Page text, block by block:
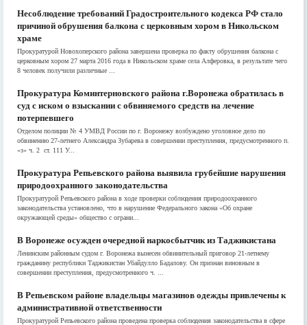
Несоблюдение требований Градостроительного кодекса РФ стало
причиной обрушения балкона с церковным хором в Никольском
храме
Прокуратурой Новохоперского района завершена проверка по факту обрушения балкона с
церковным хором 27 марта 2016 года в Никольском храме села Алферовка, в результате чего
8 человек получили различные ...
Прокуратура Коминтерновского района г.Воронежа обратилась в
суд с иском о взыскании с обвиняемого средств на лечение
потерпевшего
Отделом полиции № 4 УМВД России по г. Воронежу возбуждено уголовное дело по
обвинению 27-летнего Александра Зубарева в совершении преступления, предусмотренного п.
«з» ч. 2 ст. 111 У...
Прокуратура Репьевского района выявила грубейшие нарушения
природоохранного законодательства
Прокуратурой Репьевского района в ходе проверки соблюдения природоохранного
законодательства установлено, что в нарушение Федерального закона «Об охране
окружающей среды» общество с ограни...
В Воронеже осужден очередной наркосбытчик из Таджикистана
Ленинским районным судом г. Воронежа вынесен обвинительный приговор 21-летнему
гражданину республики Таджикистан Убайдулло Бадалову. Он признан виновным в
совершении преступления, предусмотренного ч. ...
В Репьевском районе владельцы магазинов одежды привлечены к
административной ответственности
Прокуратурой Репьевского района проведена проверка соблюдения законодательства в сфере